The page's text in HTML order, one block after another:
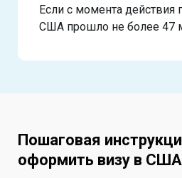
Если с момента действия
США прошло не более 47
Пошаговая
оформить визу в США